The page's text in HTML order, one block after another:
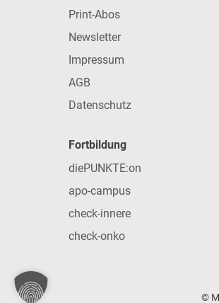
Print-Abos
Newsletter
Impressum
AGB
Datenschutz
Fortbildung
diePUNKTE:on
apo-campus
check-innere
check-onko
©